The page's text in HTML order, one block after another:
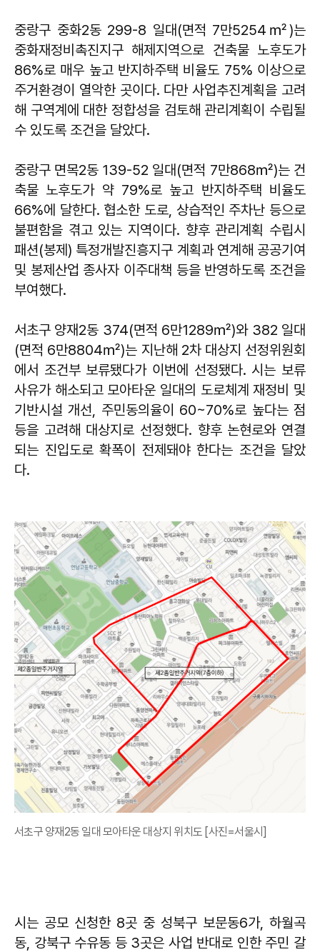
중랑구 중화2동 299-8 일대(면적 7만5254㎡)는
중화재정비촉진지구 해제지역으로 건축물 노후도가
86%로 매우 높고 반지하주택 비율도 75% 이상으로
주거환경이 열악한 곳이다. 다만 사업추진계획을 고려
해 구역계에 대한 정합성을 검토해 관리계획이 수립될
수 있도록 조건을 달았다.
중랑구 면목2동 139-52 일대(면적 7만868㎡)는 건
축물 노후도가 약 79%로 높고 반지하주택 비율도
66%에 달한다. 협소한 도로, 상습적인 주차난 등으로
불편함을 겪고 있는 지역이다. 향후 관리계획 수립시
패션(봉제) 특정개발진흥지구 계획과 연계해 공공기여
및 봉제산업 종사자 이주대책 등을 반영하도록 조건을
부여했다.
서초구 양재2동 374(면적 6만1289㎡)와 382 일대
(면적 6만8804㎡)는 지난해 2차 대상지 선정위원회
에서 조건부 보류됐다가 이번에 선정됐다. 시는 보류
사유가 해소되고 모아타운 일대의 도로체계 재정비 및
기반시설 개선, 주민동의율이 60~70%로 높다는 점
등을 고려해 대상지로 선정했다. 향후 논현로와 연결
되는 진입도로 확폭이 전제돼야 한다는 조건을 달았
다.
서초구 양재2동 일대 모아타운 대상지 위치도 [사진=서울시]
시는 공모 신청한 8곳 중 성북구 보문동6가, 하월곡
동, 강북구 수유동 등 3곳은 사업 반대로 인한 주민 갈